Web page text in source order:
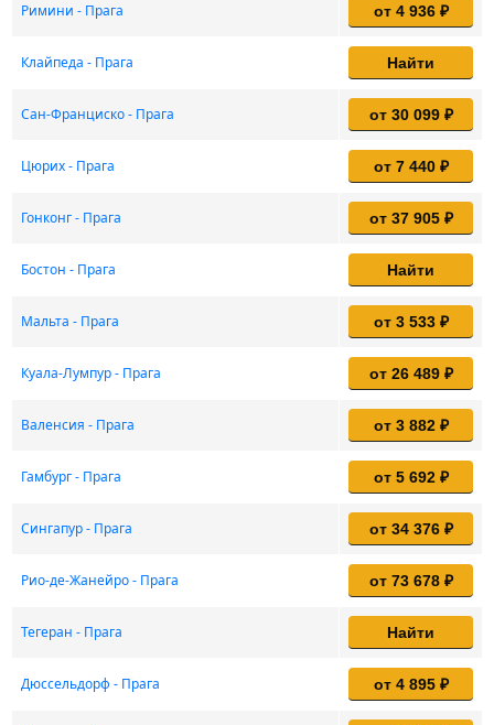
Римини - Прага от 4 936 ₽
Клайпеда - Прага Найти
Сан-Франциско - Прага от 30 099 ₽
Цюрих - Прага от 7 440 ₽
Гонконг - Прага от 37 905 ₽
Бостон - Прага Найти
Мальта - Прага от 3 533 ₽
Куала-Лумпур - Прага от 26 489 ₽
Валенсия - Прага от 3 882 ₽
Гамбург - Прага от 5 692 ₽
Сингапур - Прага от 34 376 ₽
Рио-де-Жанейро - Прага от 73 678 ₽
Тегеран - Прага Найти
Дюссельдорф - Прага от 4 895 ₽